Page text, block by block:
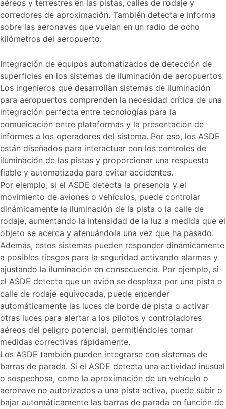
aéreos y terrestres en las pistas, calles de rodaje y
corredores de aproximación. También detecta e informa
sobre las aeronaves que vuelan en un radio de ocho
kilómetros del aeropuerto.
Integración de equipos automatizados de detección de
superficies en los sistemas de iluminación de aeropuertos
Los ingenieros que desarrollan sistemas de iluminación
para aeropuertos comprenden la necesidad crítica de una
integración perfecta entre tecnologías para la
comunicación entre plataformas y la presentación de
informes a los operadores del sistema. Por eso, los ASDE
están diseñados para interactuar con los controles de
iluminación de las pistas y proporcionar una respuesta
fiable y automatizada para evitar accidentes.
Por ejemplo, si el ASDE detecta la presencia y el
movimiento de aviones o vehículos, puede controlar
dinámicamente la iluminación de la pista o la calle de
rodaje, aumentando la intensidad de la luz a medida que el
objeto se acerca y atenuándola una vez que ha pasado.
Además, estos sistemas pueden responder dinámicamente
a posibles riesgos para la seguridad activando alarmas y
ajustando la iluminación en consecuencia. Por ejemplo, si
el ASDE detecta que un avión se desplaza por una pista o
calle de rodaje equivocada, puede encender
automáticamente las luces de borde de pista o activar
otras luces para alertar a los pilotos y controladores
aéreos del peligro potencial, permitiéndoles tomar
medidas correctivas rápidamente.
Los ASDE también pueden integrarse con sistemas de
barras de parada. Si el ASDE detecta una actividad inusual
o sospechosa, como la aproximación de un vehículo o
aeronave no autorizados a una pista activa, puede subir o
bajar automáticamente las barras de parada en función de